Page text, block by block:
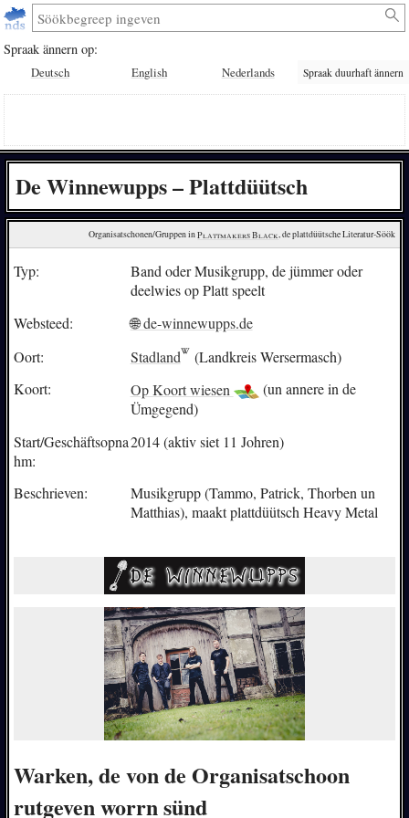
Spraak ännern op:
Deutsch English Nederlands Spraak duurhaft ännern
De Winnewupps – Plattdüütsch
Organisatschonen/Gruppen in Plattmakers Black, de plattdüütsche Literatur-Söök
Typ:
Band oder Musikgrupp, de jümmer oder
deelwies op Platt speelt
Websteed:
🌐 de-winnewupps.de
Oort:
Stadland
(Landkreis Wersermasch)
Koort:
Op Koort wiesen
(un annere in de
Ümgegend)
Start/Geschäftsopna
hm:
2014 (aktiv siet 11 Johren)
Beschrieven:
Musikgrupp (Tammo, Patrick, Thorben un
Matthias), maakt plattdüütsch Heavy Metal
Warken, de von de Organisatschoon
rutgeven worrn sünd